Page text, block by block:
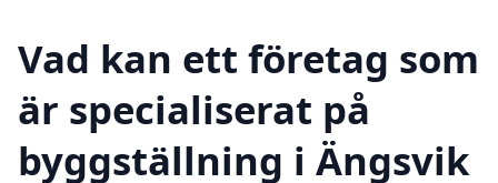
Vad kan ett företag som
är specialiserat på
byggställning i Ängsvik